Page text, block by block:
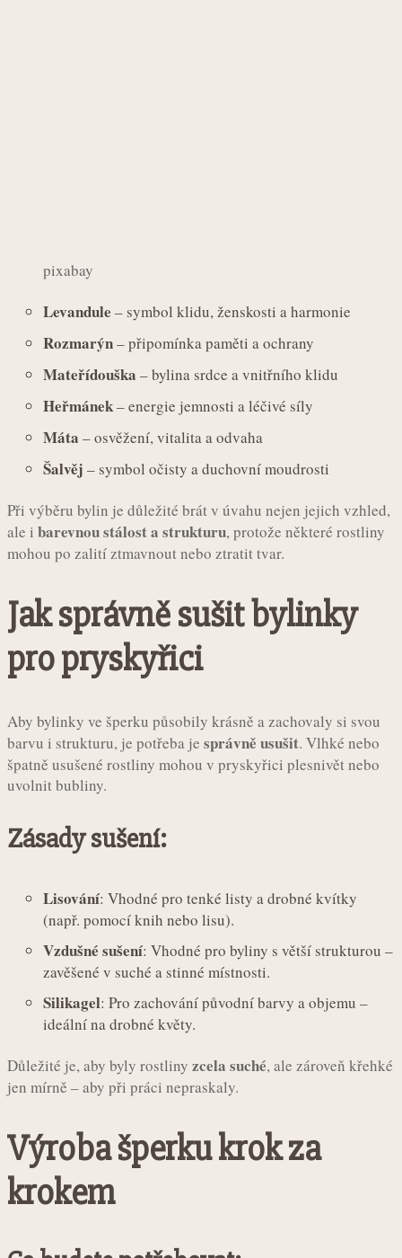
pixabay
Levandule – symbol klidu, ženskosti a harmonie
Rozmarýn– připomínka paměti a ochrany
Mateřídouška – bylina srdce a vnitřního klidu
Heřmánek– energie jemnosti a léčivé síly
Máta – osvěžení, vitalita a odvaha
Šalvěj – symbol očisty a duchovní moudrosti
Při výběru bylin je důležité brát v úvahu nejen jejich vzhled,
ale i barevnou stálost a strukturu, protože některé rostliny
mohou po zalití ztmavnout nebo ztratit tvar.
Jak správně sušit bylinky
pro pryskyřici
Aby bylinky ve šperku působily krásně a zachovaly si svou
barvu i strukturu, je potřeba je správně usušit. Vlhké nebo
špatně usušené rostliny mohou v pryskyřici plesnivět nebo
uvolnit bubliny.
Zásady sušení:
Lisování: Vhodné pro tenké listy a drobné kvítky
(např. pomocí knih nebo lisu).
Vzdušné sušení: Vhodné pro byliny s větší strukturou –
zavěšené v suché a stinné místnosti.
Silikagel: Pro zachování původní barvy a objemu –
ideální na drobné květy.
Důležité je, aby byly rostliny zcela suché, ale zároveň křehké
jen mírně – aby při práci nepraskaly.
Výroba šperku krok za
krokem